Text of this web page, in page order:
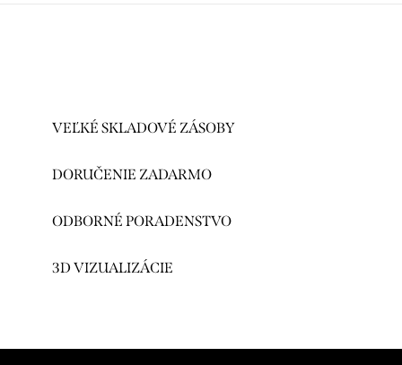
VEĽKÉ SKLADOVÉ ZÁSOBY
DORUČENIE ZADARMO
ODBORNÉ PORADENSTVO
3D VIZUALIZÁCIE